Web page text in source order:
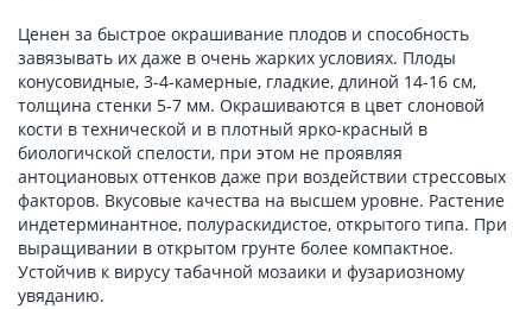
Ценен за быстрое окрашивание плодов и способность
завязывать их даже в очень жарких условиях. Плоды
конусовидные, 3-4-камерные, гладкие, длиной 14-16 см,
толщина стенки 5-7 мм. Окрашиваются в цвет слоновой
кости в технической и в плотный ярко-красный в
биологичской спелости, при этом не проявляя
антоциановых оттенков даже при воздействии стрессовых
факторов. Вкусовые качества на высшем уровне. Растение
индетерминантное, полураскидистое, открытого типа. При
выращивании в открытом грунте более компактное.
Устойчив к вирусу табачной мозаики и фузариозному
увяданию.